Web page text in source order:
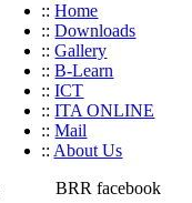
:: Home
:: Downloads
:: Gallery
:: B-Learn
:: ICT
:: ITA ONLINE
:: Mail
:: About Us
BRR facebook